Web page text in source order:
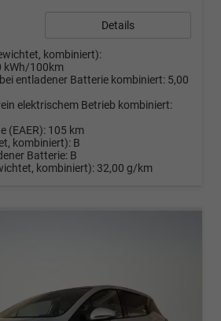
Details
kombiniert):
kWh/100km
entladener Batterie kombiniert: 5,00
elektrischem Betrieb kombiniert:
(EAER): 105 km
kombiniert): B
Batterie: B
kombiniert): 32,00 g/km